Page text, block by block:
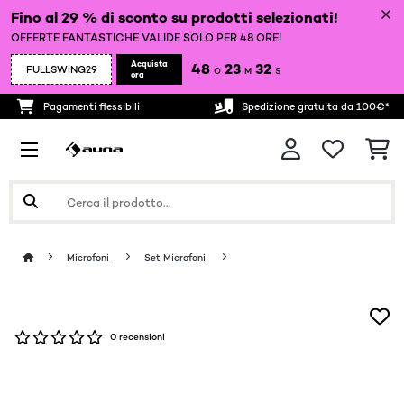
Fino al 29 % di sconto su prodotti selezionati!
OFFERTE FANTASTICHE VALIDE SOLO PER 48 ORE!
FULLSWING29
Acquista
ora
48 O 23 M 31 S
Pagamenti flessibili Spedizione gratuita da 100€*
Microfoni Set Microfoni
0 recensioni